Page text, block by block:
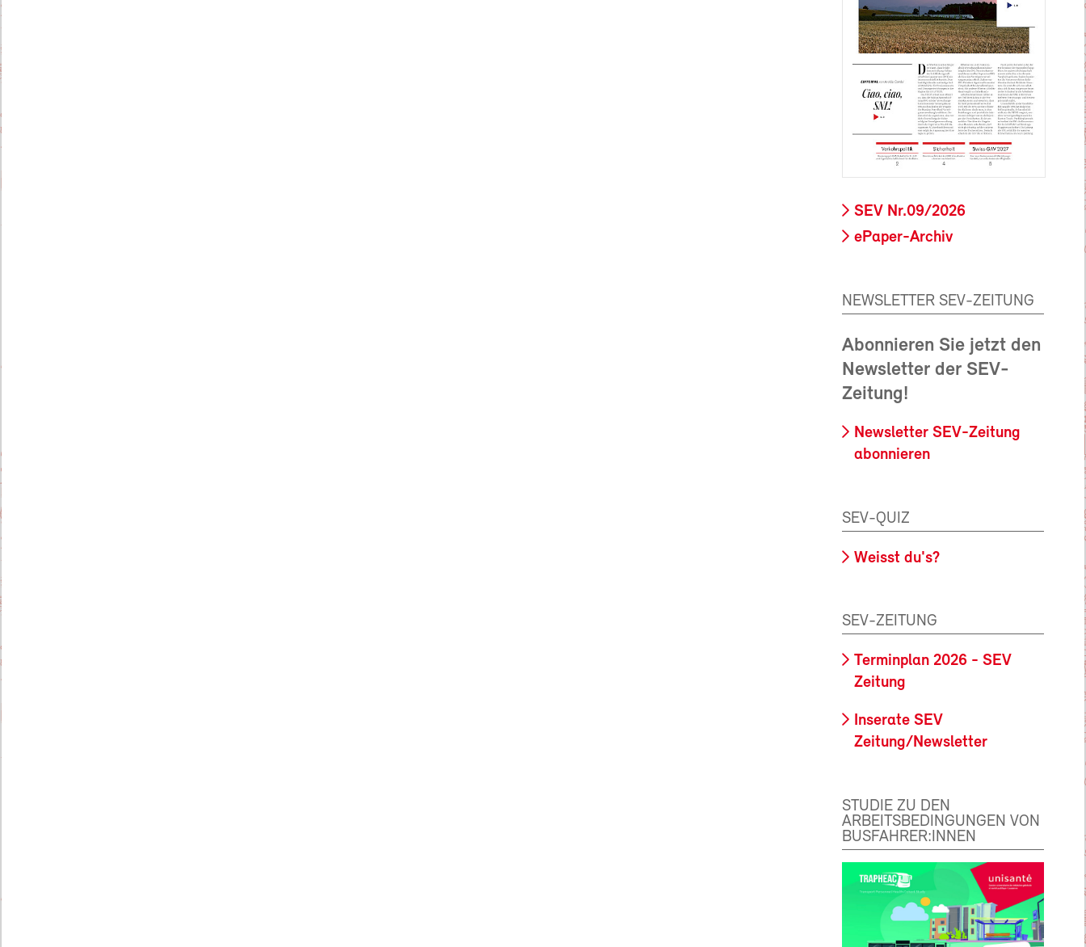
SEV Nr.09/2026
ePaper-Archiv
NEWSLETTER SEV-ZEITUNG
Abonnieren Sie jetzt den
Newsletter der SEV-
Zeitung!
Newsletter SEV-Zeitung
abonnieren
SEV-QUIZ
Weisst du's?
SEV-ZEITUNG
Terminplan 2026 - SEV
Zeitung
Inserate SEV
Zeitung/Newsletter
STUDIE ZU DEN
ARBEITSBEDINGUNGEN VON
BUSFAHRER:INNEN